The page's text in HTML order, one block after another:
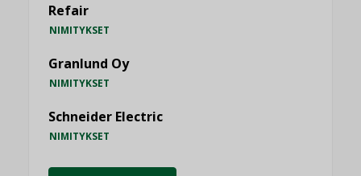
Refair
NIMITYKSET
Granlund Oy
NIMITYKSET
Schneider Electric
NIMITYKSET